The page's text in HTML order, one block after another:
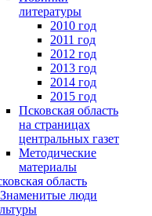
литературы
2010 год
2011 год
2012 год
2013 год
2014 год
2015 год
Псковская область
на страницах
центральных газет
Методические
материалы
область